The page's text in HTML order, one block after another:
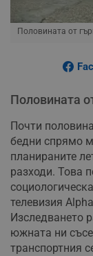
Половината от
Половината
Почти
бедни спрямо
планираните
разходи. Това
телевизия
Изследването
южната ни
транспортния